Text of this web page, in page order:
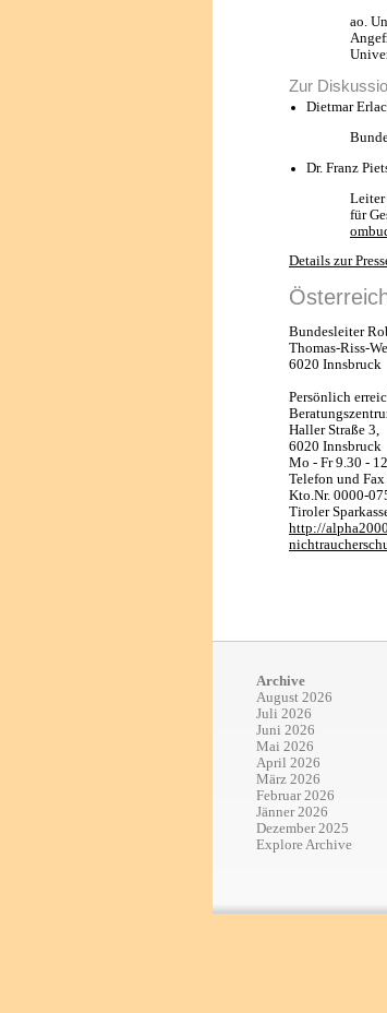
ao.
Zur
Dietmar
Dr. Franz
Leiter
für
Details zur
Bundesleiter
Thomas-Riss-
6020 Innsbruck
Persönlich
Haller Straße 3,
6020 Innsbruck
Mo - Fr 9.30 -
Telefon und
Kto.Nr. 0000-
Tiroler
http://
Archive
August 2026
Juli 2026
Juni 2026
Mai 2026
April 2026
März 2026
Februar 2026
Jänner 2026
Dezember 2025
Explore Archive